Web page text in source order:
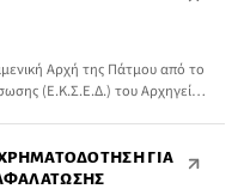
Αρχή της Πάτμου από το
(Ε.Κ.Σ.Ε.Δ.) του Αρχηγείου
ν. Πάτμου, έχρηζε άμεσης
ΓΙΑ